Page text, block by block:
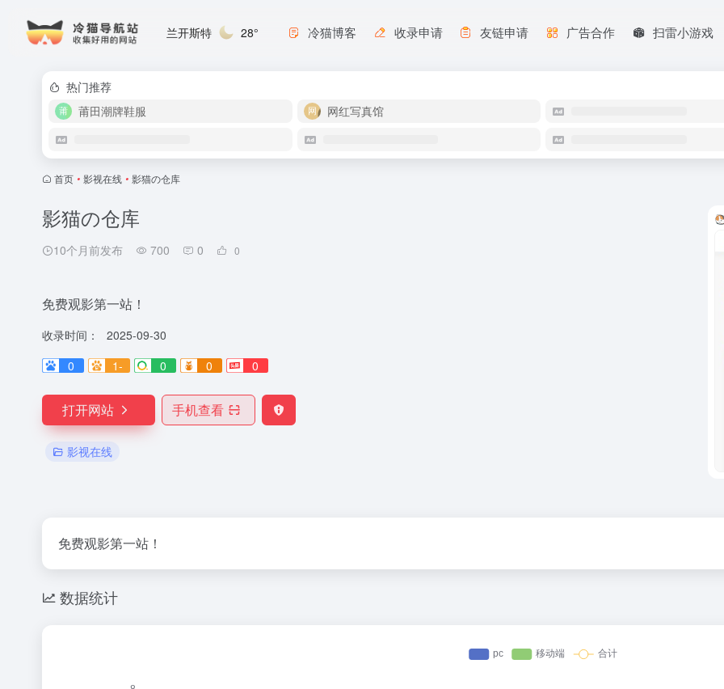
兰开斯特 28° 冷猫博客 收录申请 友链申请 广告合作 扫雷小游戏
热门推荐
莆田潮牌鞋服
网红写真馆
首页 • 影视在线 • 影猫の仓库
影猫の仓库
10个月前发布 700 0 0
免费观影第一站！
收录时间：
2025-09-30
0
1- 0 0 0
打开网站 手机查看
影视在线
免费观影第一站！
数据统计